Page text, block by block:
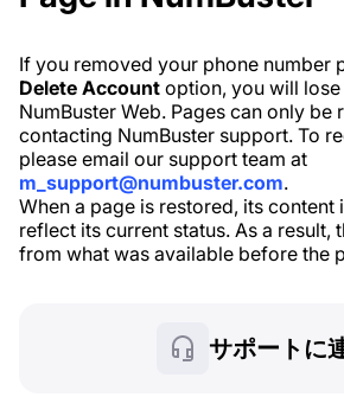
If you removed your phone number
Delete Account option, you will
NumBuster Web. Pages can only be
contacting NumBuster support. To
please email our support team at
m_support@numbuster.com.
When a page is restored, its content
reflect its current status. As a result,
from what was available before the
サポートに